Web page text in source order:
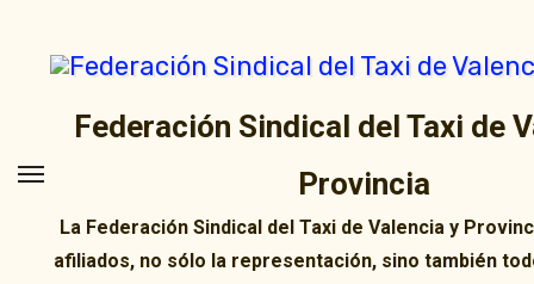
contenido
Federación Sindical del Taxi de
Provincia
La Federación Sindical del Taxi de Valencia y
afiliados, no sólo la representación, sino también